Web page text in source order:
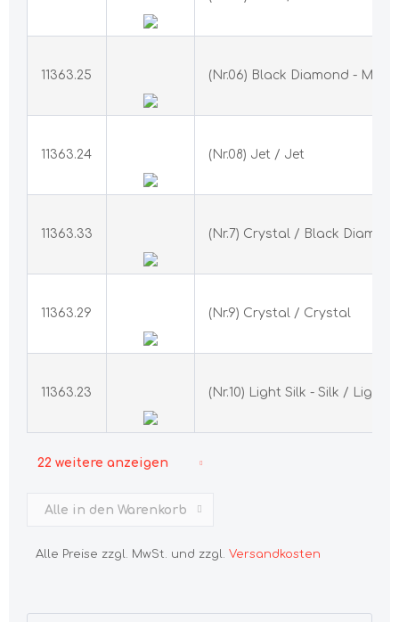
11363.25 (Nr.06) Black Diamond -
11363.24 (Nr.08) Jet / Jet
11363.33 (Nr.7) Crystal / Black
11363.29 (Nr.9) Crystal / Crystal
11363.23 (Nr.10) Light Silk - Silk / Light
Alle Preise zzgl. MwSt. und zzgl. Versandkosten
22 weitere anzeigen
Alle in den Warenkorb